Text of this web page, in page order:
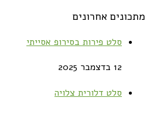
מתכונים אחרונים
סלט פירות בסירופ אסייתי
12 בדצמבר 2025
סלט דלורית צלויה